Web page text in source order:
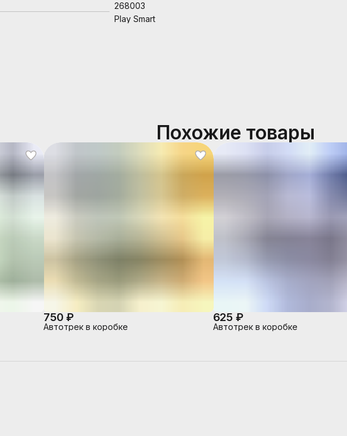
268003
Play Smart
Похожие товары
750 ₽
Автотрек в коробке
625 ₽
Автотрек в коробке